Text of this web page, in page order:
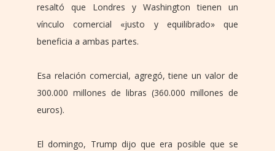
resaltó que Londres y Washington tienen un
vínculo comercial «justo y equilibrado» que
beneficia a ambas partes.
Esa relación comercial, agregó, tiene un valor de
300.000 millones de libras (360.000 millones de
euros).
El domingo, Trump dijo que era posible que se